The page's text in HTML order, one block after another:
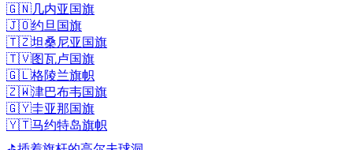
🇬🇳几内亚国旗
🇯🇴约旦国旗
🇹🇿坦桑尼亚国旗
🇹🇻图瓦卢国旗
🇬🇱格陵兰旗帜
🇿🇼津巴布韦国旗
🇬🇾圭亚那国旗
🇾🇹马约特岛旗帜